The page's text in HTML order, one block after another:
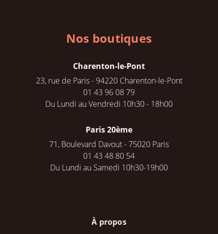
Nos boutiques
Charenton-le-Pont
23, rue de Paris - 94220 Charenton-le-Pont
01 43 96 08 79
Du Lundi au Vendredi 10h30 - 18h00
Paris 20ème
71, Boulevard Davout - 75020 Paris
01 43 48 80 54
Du Lundi au Samedi 10h30-19h00
À propos